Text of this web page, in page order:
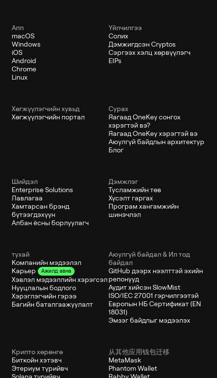
Апп
macOS
Windows
iOS
Android
Chrome
Linux
Үйлчилгээ
Солих
Дэмжигдсэн Cryptos
Сэргээх хэлц хөрвүүлэгч
EIPs
Хөгжүүлэгчийн хувьд
Хөгжүүлэгчийн портал
Сурах
Яагаад OneKey сонгох
хэрэгтэй вэ?
Яагаад OneKey хэрэгтэй вэ
Аюулгүй байдлын архитектур
Блог
Шийдэл
Enterprise Solutions
Лавлагаа
Хамтарсан брэнд
бүтээгдэхүүн
Албан ёсны борлуулагч
Дэмжлэг
Тусламжийн төв
Хүсэлт гаргах
Програм хангамжийн
шинэчлэл
тухай
Компанийн мэдээлэл
Карьер
Ажилд авна
Хэвлэл мэдээллийн хэрэгсэл
Нууцлалын бодлого
Хэрэглэгчийн гэрээ
Багийн баталгаажуулалт
Аюулгүй байдал & Ил тод
байдал
GitHub дээрх нээлттэй эхийн
репонууд
Аудит хийсэн SlowMist
ISO/IEC 27001 гэрчилгээтэй
Европын НБ Сертификат (EN
18031)
Эмзэг байдлыг мэдээлэх
Крипто хөрөнгө
Биткойн хэтэвч
Этериум түрийвч
Solana түрийвч
从其他应用钱包迁移
MetaMask
Phantom Wallet
Rabby Wallet